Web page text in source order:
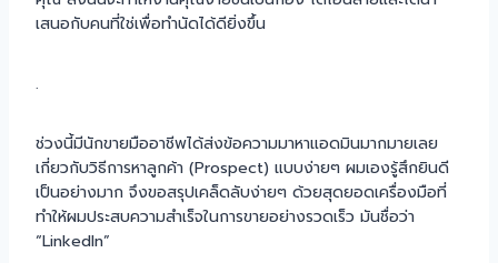
เสนอกับคนที่ใช่เพื่อทำนัดได้ดียิ่งขึ้น
.
ช่วงนี้มีนักขายมืออาชีพได้ส่งข้อความมาหาแอดมินมากมายเลย
เกี่ยวกับวิธีการหาลูกค้า (Prospect) แบบง่ายๆ ผมเองรู้สึกยินดี
เป็นอย่างมาก จึงขอสรุปเคล็ดลับง่ายๆ ด้วยสุดยอดเครื่องมือที่
ทำให้ผมประสบความสำเร็จในการขายอย่างรวดเร็ว มันชื่อว่า
“LinkedIn”